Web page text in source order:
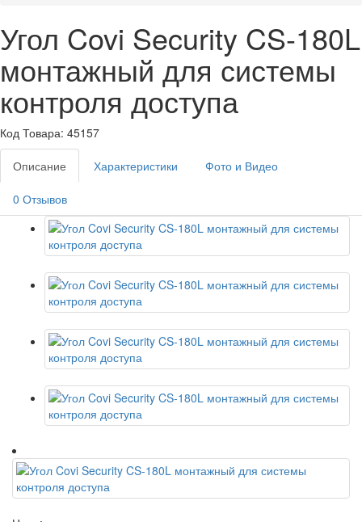
Угол Covi Security CS-180L
монтажный для системы
контроля доступа
Код Товара: 45157
Описание Характеристики Фото и Видео
0 Отзывов